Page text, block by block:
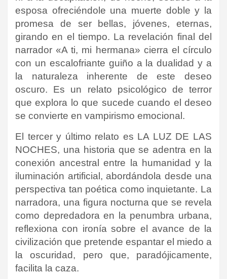
esposa ofreciéndole una muerte doble y la
promesa de ser bellas, jóvenes, eternas,
girando en el tiempo. La revelación final del
narrador «A ti, mi hermana» cierra el círculo
con un escalofriante guiño a la dualidad y a
la naturaleza inherente de este deseo
oscuro. Es un relato psicológico de terror
que explora lo que sucede cuando el deseo
se convierte en vampirismo emocional.
El tercer y último relato es LA LUZ DE LAS
NOCHES, una historia que se adentra en la
conexión ancestral entre la humanidad y la
iluminación artificial, abordándola desde una
perspectiva tan poética como inquietante. La
narradora, una figura nocturna que se revela
como depredadora en la penumbra urbana,
reflexiona con ironía sobre el avance de la
civilización que pretende espantar el miedo a
la oscuridad, pero que, paradójicamente,
facilita la caza.